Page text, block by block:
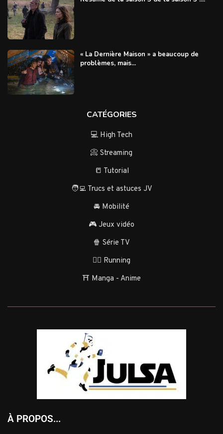
« La Dernière Maison » a beaucoup de
problèmes, mais...
CATÉGORIES
💻 High Tech
📀 Streaming
📒 Tutorial
🧑‍💻 Trucs et astuces JV
🚘 Mobilité
🎮 Jeux vidéo
🍿 Série TV
🏃‍♂️ Running
⛩️ Manga - Anime
À PROPOS...